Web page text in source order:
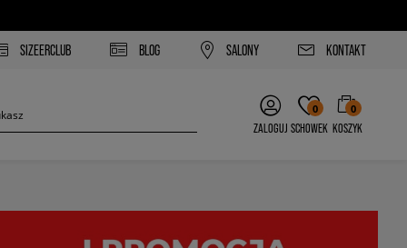
SIZEERCLUB BLOG SALONY KONTAKT
ZALOGUJ
0
SCHOWEK
0
KOSZYK